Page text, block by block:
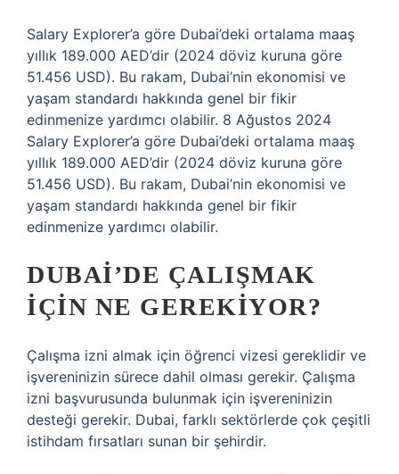
Salary Explorer’a göre Dubai’deki ortalama maaş
yıllık 189.000 AED’dir (2024 döviz kuruna göre
51.456 USD). Bu rakam, Dubai’nin ekonomisi ve
yaşam standardı hakkında genel bir fikir
edinmenize yardımcı olabilir. 8 Ağustos 2024
Salary Explorer’a göre Dubai’deki ortalama maaş
yıllık 189.000 AED’dir (2024 döviz kuruna göre
51.456 USD). Bu rakam, Dubai’nin ekonomisi ve
yaşam standardı hakkında genel bir fikir
edinmenize yardımcı olabilir.
DUBAI’DE ÇALIŞMAK
IÇIN NE GEREKIYOR?
Çalışma izni almak için öğrenci vizesi gereklidir ve
işvereninizin sürece dahil olması gerekir. Çalışma
izni başvurusunda bulunmak için işvereninizin
desteği gerekir. Dubai, farklı sektörlerde çok çeşitli
istihdam fırsatları sunan bir şehirdir.